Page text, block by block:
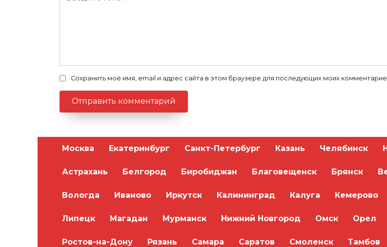
Сохранить моё имя, email и адрес сайта в этом браузере для последующих моих
Москва Екатеринбург Санкт-Петербург Казань Челябинск
Астрахань Белгород Биробиджан Благовещенск Брянск
Вологда Иваново Иркутск Калининград Калуга Кемерово
Липецк Магадан Мурманск Нижний Новгород Омск Орел
Ростов-на-Дону Рязань Самара Саратов Смоленск Тамбов